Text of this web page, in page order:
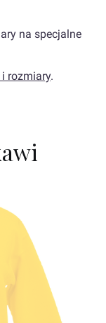
na specjalne
i rozmiary.